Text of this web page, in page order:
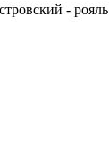
- рояль